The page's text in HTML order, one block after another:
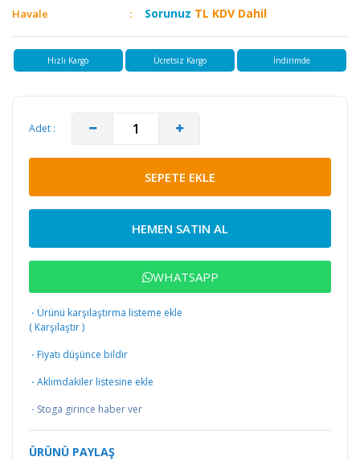
Havale Sorunuz TL KDV Dahil
Hızlı Kargo Ücretsiz Kargo İndirimde
Adet :
SEPETE EKLE
HEMEN SATIN AL
WHATSAPP
· Ürünü karşılaştırma listeme ekle
( Karşılaştır)
· Fiyatı düşünce bildir
· Aklımdakiler listesine ekle
· Stoga girince haber ver
ÜRÜNÜ PAYLAŞ